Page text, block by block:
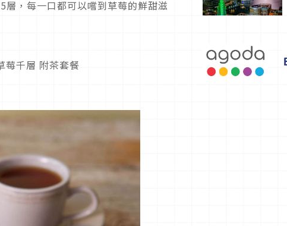
，每一口都可以嚐到草莓的鮮甜滋
莓千層 附茶套餐